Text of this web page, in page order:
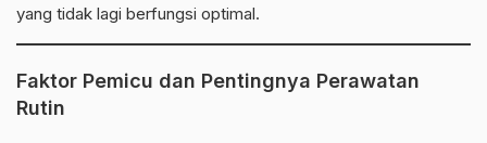
yang tidak lagi berfungsi optimal.
Faktor Pemicu dan Pentingnya Perawatan
Rutin